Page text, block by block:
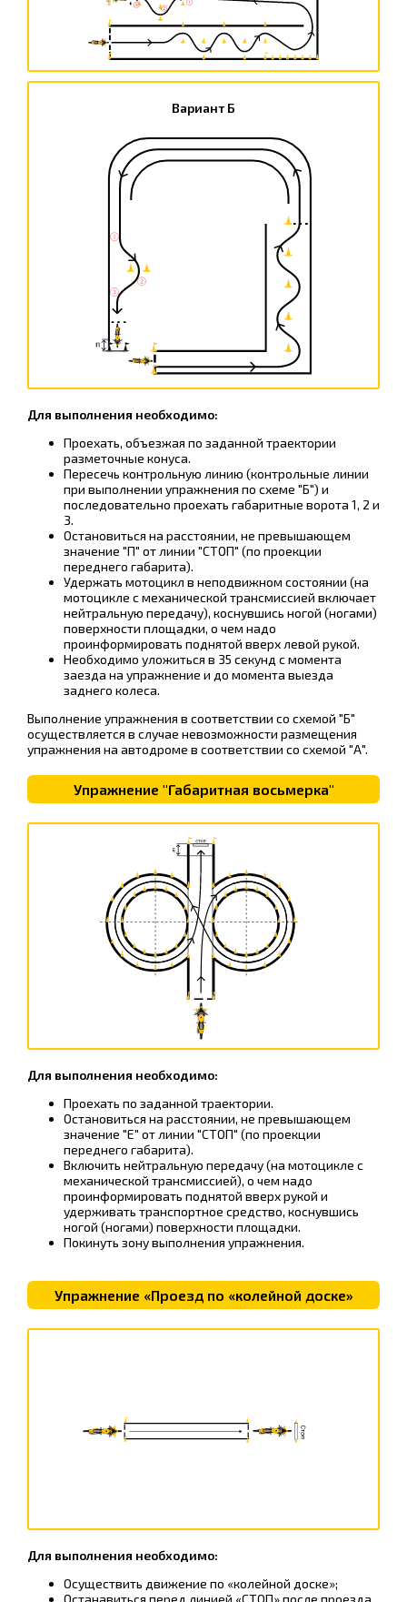
Вариант Б
Для выполнения необходимо:
Проехать, объезжая по заданной траектории
разметочные конуса.
Пересечь контрольную линию (контрольные линии
при выполнении упражнения по схеме "Б") и
последовательно проехать габаритные ворота 1, 2 и
3.
Остановиться на расстоянии, не превышающем
значение "П" от линии "СТОП" (по проекции
переднего габарита).
Удержать мотоцикл в неподвижном состоянии (на
мотоцикле с механической трансмиссией включает
нейтральную передачу), коснувшись ногой (ногами)
поверхности площадки, о чем надо
проинформировать поднятой вверх левой рукой.
Необходимо уложиться в 35 секунд с момента
заезда на упражнение и до момента выезда
заднего колеса.
Выполнение упражнения в соответствии со схемой "Б"
осуществляется в случае невозможности размещения
упражнения на автодроме в соответствии со схемой "А".
Упражнение "Габаритная восьмерка"
Для выполнения необходимо:
Проехать по заданной траектории.
Остановиться на расстоянии, не превышающем
значение "Е" от линии "СТОП" (по проекции
переднего габарита).
Включить нейтральную передачу (на мотоцикле с
механической трансмиссией), о чем надо
проинформировать поднятой вверх рукой и
удерживать транспортное средство, коснувшись
ногой (ногами) поверхности площадки.
Покинуть зону выполнения упражнения.
Упражнение «Проезд по «колейной доске»
Для выполнения необходимо:
Осуществить движение по «колейной доске»;
Останавиться перед линией «СТОП» после проезда